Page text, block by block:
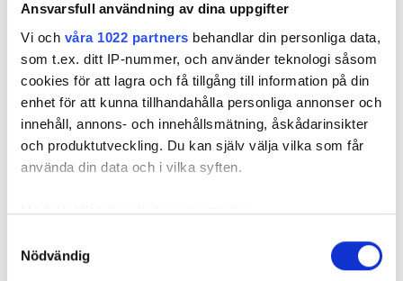
Ansvarsfull användning av dina uppgifter
Vi och våra 1022 partners behandlar din personliga data,
som t.ex. ditt IP-nummer, och använder teknologi såsom
cookies för att lagra och få tillgång till information på din
enhet för att kunna tillhandahålla personliga annonser och
innehåll, annons- och innehållsmätning, åskådarinsikter
och produktutveckling. Du kan själv välja vilka som får
använda din data och i vilka syften.
Med din tillåtelse skulle vi även vilja:
som kan ha en noggrannhet på upp till flera meter
Nödvändig
förtvivlat upp vattnet och tror därmed att saken är ur
världen. Hon ringer därför aldrig till sin hyresvärd
Örebrobostäder, Öbo, och berättar om olyckan.
När Öbo börjar undersöka skadan i januari 2023 visar det